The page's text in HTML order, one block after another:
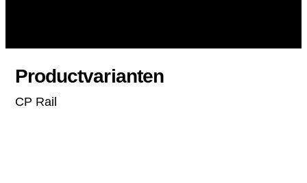
Productvarianten
CP Rail